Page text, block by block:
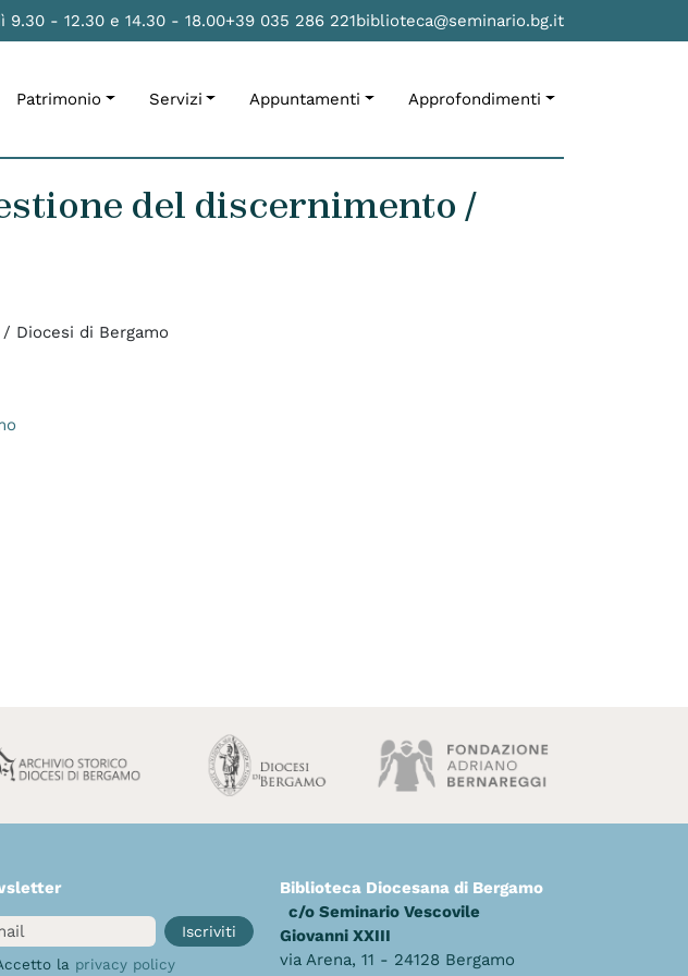
- 12.30 e 14.30 - 18.00+39 035 286 221biblioteca@seminario.bg.it
Patrimonio Servizi Appuntamenti Approfondimenti
del discernimento /
Diocesi di Bergamo
Iscriviti
la privacy policy
Biblioteca Diocesana di Bergamo
c/o Seminario Vescovile
Giovanni XXIII
via Arena, 11 - 24128 Bergamo